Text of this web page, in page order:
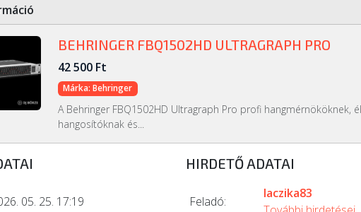
BEHRINGER FBQ1502HD ULTRAGRAPH PRO
42 500 Ft
Márka: Behringer
A Behringer FBQ1502HD Ultragraph Pro profi hangmérnököknek,
hangosítóknak és...
05. 25. 17:19
HIRDETŐ ADATAI
Feladó:
laczika83